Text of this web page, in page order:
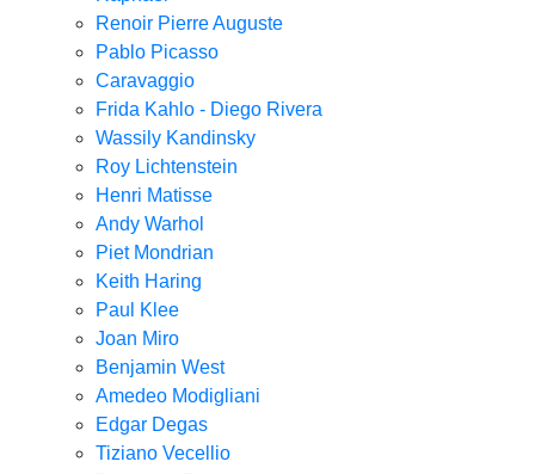
Renoir Pierre Auguste
Pablo Picasso
Caravaggio
Frida Kahlo - Diego Rivera
Wassily Kandinsky
Roy Lichtenstein
Henri Matisse
Andy Warhol
Piet Mondrian
Keith Haring
Paul Klee
Joan Miro
Benjamin West
Amedeo Modigliani
Edgar Degas
Tiziano Vecellio